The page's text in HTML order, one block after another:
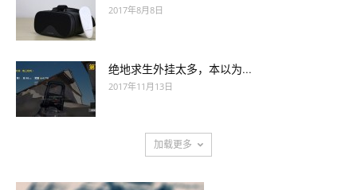
2017年8月8日
绝地求生外挂太多，本以为...
2017年11月13日
加载更多